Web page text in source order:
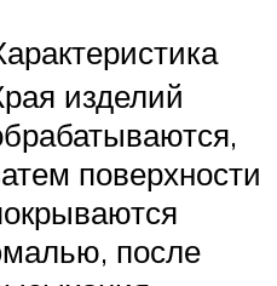
изделий
поверхности
после